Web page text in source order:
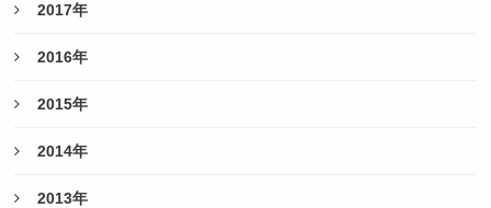
2017年
2016年
2015年
2014年
2013年